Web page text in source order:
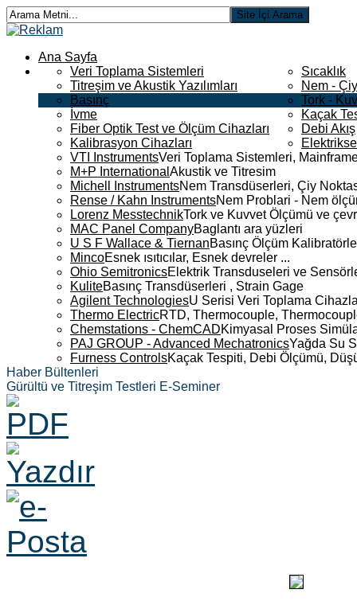
Ana Sayfa
Veri Toplama Sistemleri
Titreşim ve Akustik Yazılımları
Basınç
İvme
Fiber Optik Test ve Ölçüm Cihazları
Kalibrasyon Cihazları
Sıcaklık
Nem -
Tork -
Kaçak
Debi Akış
VTI InstrumentsVeri Toplama Sistemleri,
M+P International Akustik ve Titresim
Michell InstrumentsNem Transdüserleri, Çiy
Rense / Kahn InstrumentsNem Problari - Nem
Lorenz MesstechnikTork ve Kuvvet Ölçümü ve
MAC Panel CompanyBaglantı ara yüzleri
U S F Wallace & TiernanBasınç Ölçüm
MincoEsnek ısıtıcılar, Esnek devreler ...
Ohio SemitronicsElektrik Transduseleri ve
KuliteBasınç Transdüserleri , Strain Gage
Agilent TechnologiesU Serisi Veri Toplama
Thermo ElectricRTD, Thermocouple,
Chemstations - ChemCADKimyasal Proses
PAJ GROUP - Advanced MechatronicsYağda Su
Furness ControlsKaçak Tespiti, Debi Ölçümü,
Haber Bültenleri
Gürültü ve Titreşim Testleri E-Seminer